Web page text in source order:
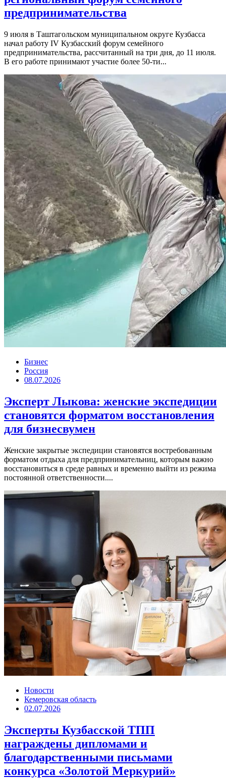
предпринимательства
9 июля в Таштагольском муниципальном округе Кузбасса
начал работу IV Кузбасский форум семейного
предпринимательства, рассчитанный на три дня, до 11 июля.
В его работе принимают участие более 50-ти...
Бизнес
Россия
08.07.2026
Эксперт Лыкова: женские экспедиции
становятся форматом восстановления
для бизнесвумен
Женские закрытые экспедиции становятся востребованным
форматом отдыха для предпринимательниц, которым важно
восстановиться в среде равных и временно выйти из режима
постоянной ответственности....
Новости
Кемеровская область
02.07.2026
Эксперты Кузбасской ТПП
награждены дипломами и
благодарственными письмами
конкурса «Золотой Меркурий»